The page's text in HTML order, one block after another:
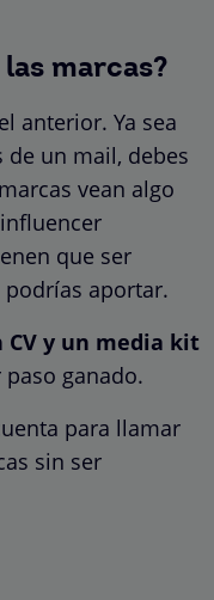
marcas?
anterior. Ya sea
de un mail, debes
vean algo
que ser
aportar.
CV y un media kit
ganado.
para llamar
sin ser